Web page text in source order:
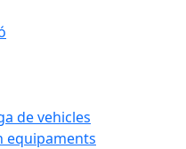
de vehicles
equipaments